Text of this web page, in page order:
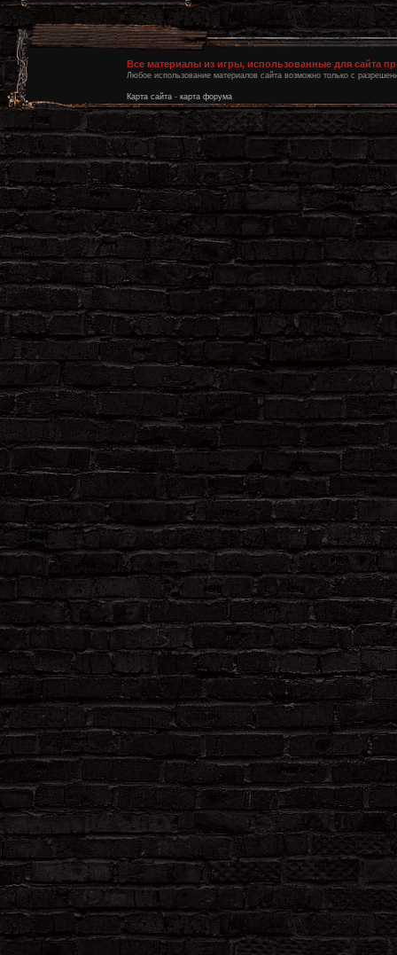
Все материалы из игры, использованные для сайта
Любое использование материалов сайта возможно только с
Карта сайта - карта форума